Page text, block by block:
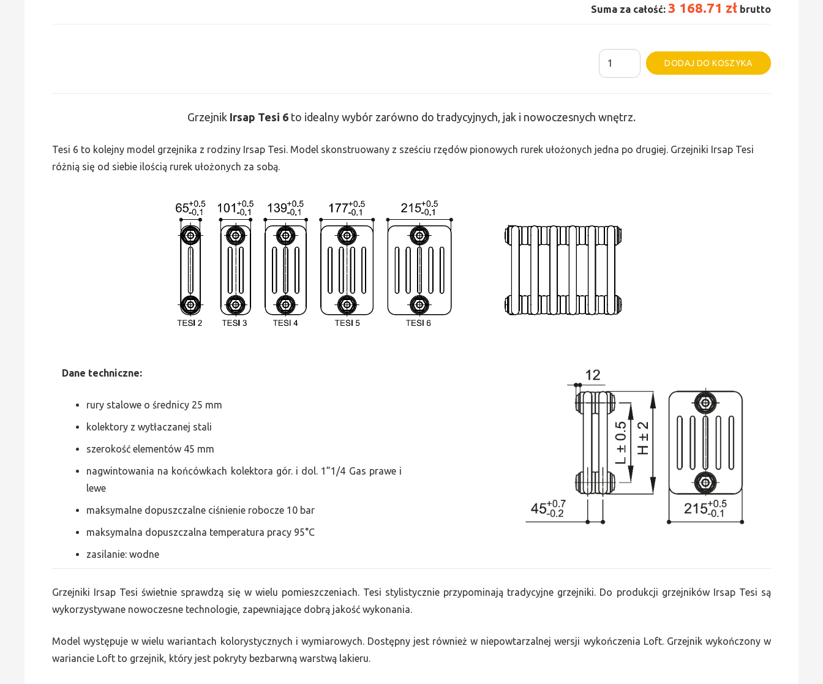
Suma za całość: 3 168.71 zł brutto
ilość
Grzejnik
moc
1396
DODAJ DO KOSZYKA
Alternative:
Grzejnik Irsap Tesi 6 to idealny wybór zarówno do tradycyjnych, jak i nowoczesnych wnętrz.
Tesi 6 to kolejny model grzejnika z rodziny Irsap Tesi. Model skonstruowany z sześciu rzędów pionowych rurek ułożonych jedna po drugiej. Grzejniki Irsap Tesi
różnią się od siebie ilością rurek ułożonych za sobą.
Dane techniczne:
rury stalowe o średnicy 25 mm
kolektory z wytłaczanej stali
szerokość elementów 45 mm
nagwintowania na końcówkach kolektora gór. i dol. 1”1/4 Gas prawe i
lewe
maksymalne dopuszczalne ciśnienie robocze 10 bar
maksymalna dopuszczalna temperatura pracy 95°C
zasilanie: wodne
Grzejniki Irsap Tesi świetnie sprawdzą się w wielu pomieszczeniach. Tesi stylistycznie przypominają tradycyjne grzejniki. Do produkcji grzejników Irsap Tesi są
wykorzystywane nowoczesne technologie, zapewniające dobrą jakość wykonania.
Model występuje w wielu wariantach kolorystycznych i wymiarowych. Dostępny jest również w niepowtarzalnej wersji wykończenia Loft. Grzejnik wykończony w
wariancie Loft to grzejnik, który jest pokryty bezbarwną warstwą lakieru.